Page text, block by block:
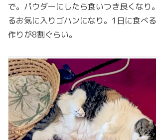
で。パウダーにしたら食いつき良くなり
るお気に入りゴハンになり。1日に食べ
作りが8割ぐらい。